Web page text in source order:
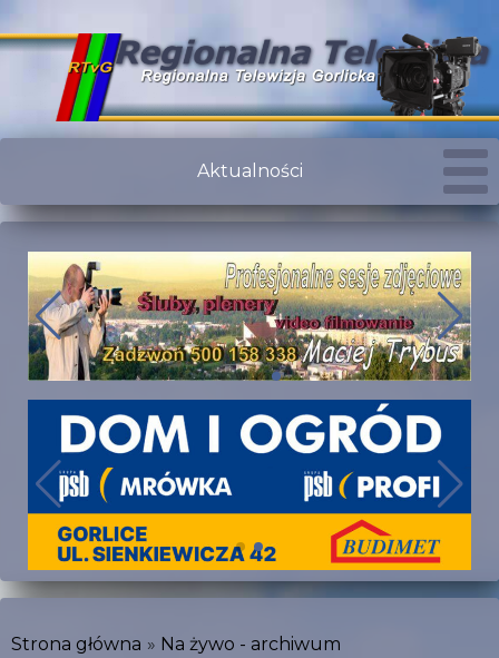
Aktualności
Strona główna
Na żywo - archiwum